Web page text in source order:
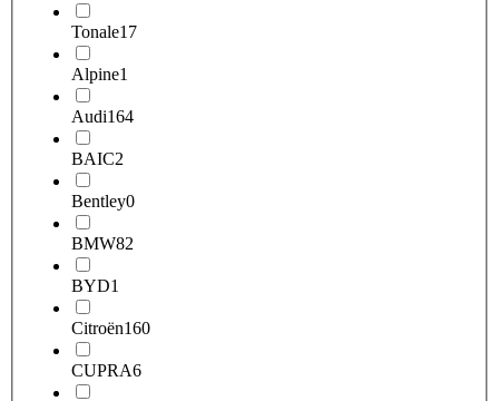
Tonale17
Alpine1
Audi164
BAIC2
Bentley0
BMW82
BYD1
Citroën160
CUPRA6